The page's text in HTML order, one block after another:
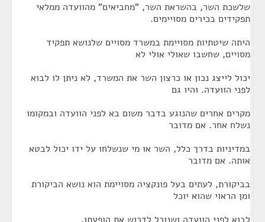
שלשכת השר, בהשראת השר, "מחביאים" מהוועדה ממלאי
תפקידים בכירים מסויימים.
היתה שיטתיות מסויימת במשרד מסויים שלנושא תפקיד
מסויים, שחשבו שאולי אולי לא
יכול לייצג נכון או כרצון השר את המשרד, לא ניתן לו לבוא
לפני הוועדה. והיו גם
מקרים אחרים שהנוגע בדבר משום בא לפני הוועדה ובמקומו
נשלח אחר. אם מדובר
במדיניות בדרך כלל, השר או מי שנשלחו על ידו יכול לבטא
אותה. אם מדובר
בביקורת, לעתים בעל פונקציה מסויימת הוא נושא הביקורת
ומן הראוי שהוא יוכל